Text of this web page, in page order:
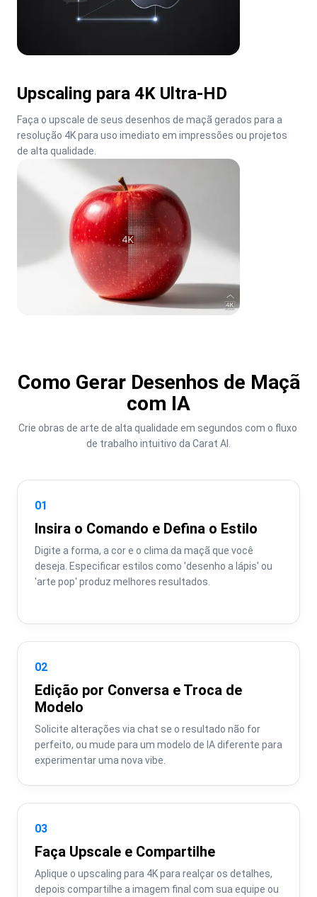
Upscaling para 4K Ultra-HD
Faça o upscale de seus desenhos de maçã gerados para a
resolução 4K para uso imediato em impressões ou projetos
de alta qualidade.
Como Gerar Desenhos de Maçã
com IA
Crie obras de arte de alta qualidade em segundos com o fluxo
de trabalho intuitivo da Carat AI.
01
Insira o Comando e Defina o Estilo
Digite a forma, a cor e o clima da maçã que você
deseja. Especificar estilos como 'desenho a lápis' ou
'arte pop' produz melhores resultados.
02
Edição por Conversa e Troca de
Modelo
Solicite alterações via chat se o resultado não for
perfeito, ou mude para um modelo de IA diferente para
experimentar uma nova vibe.
03
Faça Upscale e Compartilhe
Aplique o upscaling para 4K para realçar os detalhes,
depois compartilhe a imagem final com sua equipe ou